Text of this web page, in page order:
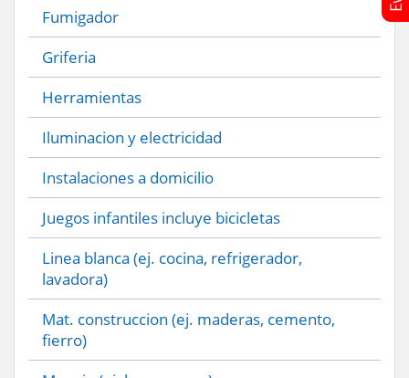
Fumigador
Griferia
Herramientas
Iluminacion y electricidad
Instalaciones a domicilio
Juegos infantiles incluye bicicletas
Linea blanca (ej. cocina, refrigerador,
lavadora)
Mat. construccion (ej. maderas, cemento,
fierro)